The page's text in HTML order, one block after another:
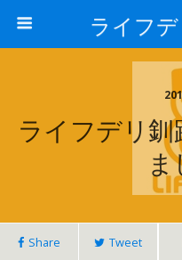
ライフ
ライフデリ
ま
Share Tweet